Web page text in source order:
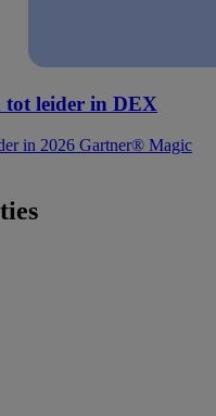
tot leider in DEX
in 2026 Gartner® Magic